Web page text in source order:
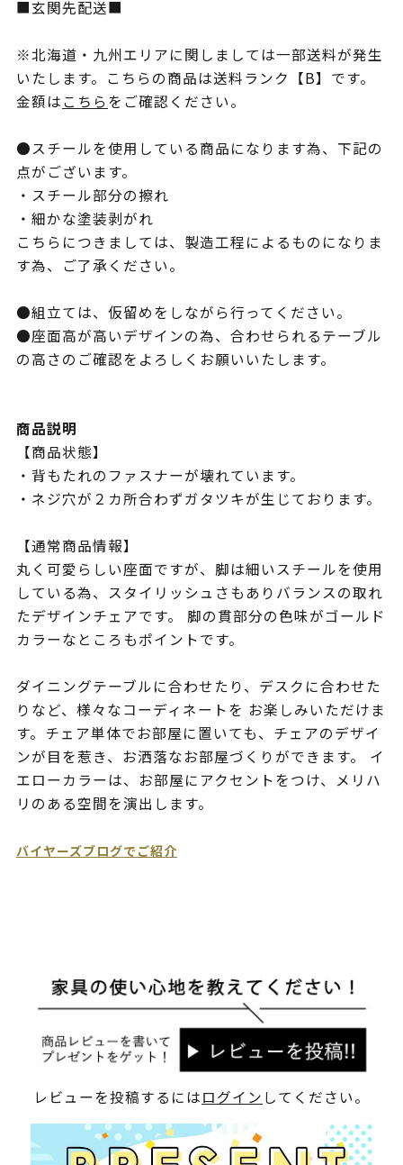
■玄関先配送■
※北海道・九州エリアに関しましては一部送料が発生
いたします。こちらの商品は送料ランク【B】です。
金額はこちらをご確認ください。
●スチールを使用している商品になります為、下記の
点がございます。
・スチール部分の擦れ
・細かな塗装剥がれ
こちらにつきましては、製造工程によるものになりま
す為、ご了承ください。
●組立ては、仮留めをしながら行ってください。
●座面高が高いデザインの為、合わせられるテーブル
の高さのご確認をよろしくお願いいたします。
商品説明
【商品状態】
・背もたれのファスナーが壊れています。
・ネジ穴が２カ所合わずガタツキが生じております。
【通常商品情報】
丸く可愛らしい座面ですが、脚は細いスチールを使用
している為、スタイリッシュさもありバランスの取れ
たデザインチェアです。 脚の貫部分の色味がゴールド
カラーなところもポイントです。
ダイニングテーブルに合わせたり、デスクに合わせた
りなど、様々なコーディネートを お楽しみいただけま
す。チェア単体でお部屋に置いても、チェアのデザイ
ンが目を惹き、お洒落なお部屋づくりができます。 イ
エローカラーは、お部屋にアクセントをつけ、メリハ
リのある空間を演出します。
バイヤーズブログでご紹介
レビューを投稿するにはログイン してください。